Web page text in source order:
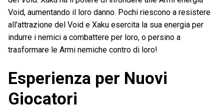
Void, aumentando il loro danno. Pochi riescono a resistere
all'attrazione del Void e Xaku esercita la sua energia per
indurre i nemici a combattere per loro, o persino a
trasformare le Armi nemiche contro di loro!
Esperienza per Nuovi
Giocatori